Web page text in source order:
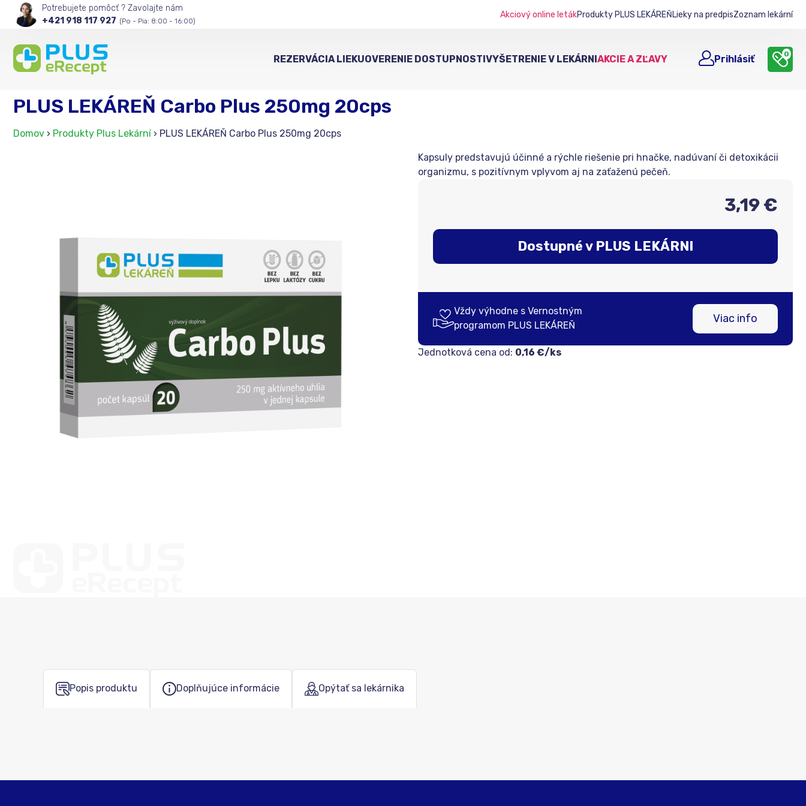
Potrebujete pomôcť ? Zavolajte nám
+421 918 117 927 (Po - Pia: 8:00 - 16:00)
Akciový online letákProdukty PLUS LEKÁREŇLieky na predpisZoznam lekární
REZERVÁCIA LIEKUOVERENIE DOSTUPNOSTIVYŠETRENIE V LEKÁRNIAKCIE A ZĽAVY Prihlásiť 0
PLUS LEKÁREŇ Carbo Plus 250mg 20cps
Domov › Produkty Plus Lekární› PLUS LEKÁREŇ Carbo Plus 250mg 20cps
Kapsuly predstavujú účinné a rýchle riešenie pri hnačke, nadúvaní či detoxikácii
organizmu, s pozitívnym vplyvom aj na zaťaženú pečeň.
3,19 €
Dostupné v PLUS LEKÁRNI
Vždy výhodne s Vernostným
programom PLUS LEKÁREŇ
Viac info
Jednotková cena od: 0,16 €/ks
Popis produktu Doplňujúce informácie Opýtať sa lekárnika